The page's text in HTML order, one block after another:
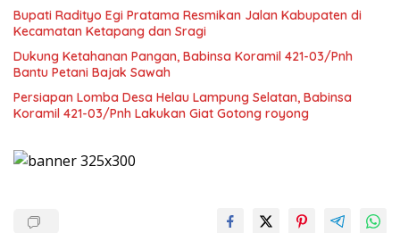
Bupati Radityo Egi Pratama Resmikan Jalan Kabupaten di
Kecamatan Ketapang dan Sragi
Dukung Ketahanan Pangan, Babinsa Koramil 421-03/Pnh
Bantu Petani Bajak Sawah
Persiapan Lomba Desa Helau Lampung Selatan, Babinsa
Koramil 421-03/Pnh Lakukan Giat Gotong royong